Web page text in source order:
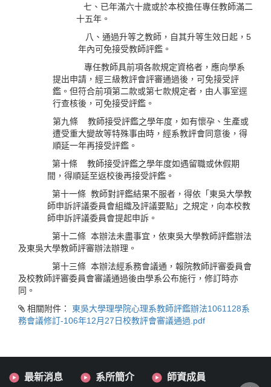
七、已年滿六十歲或於本校擔任專任教師滿二
十五年。
八、通過升等之教師，自其升等生效日起，5
年內可免接受教師評鑑。
專任教師具前項各款規定資格者，應向學系
提出申請，經三級教評會評審通過後，可免接受評
鑑。但符合前項第二款或第七款規定者，由人事室逕
行查核後，可免接受評鑑。
第九條 教師接受評鑑之學年度，如有懷孕、生產或
遭受重大變故等特殊事由時，經系教評會同意後，得
順延一年再接受評鑑。
第十條 教師接受評鑑之學年度如遇留職或休假期
間，得順延至返校後再接受評鑑。
第十一條 教師對評鑑結果不服者，得依「東吳大學教
師申訴評議委員會組織及評議要點」之規定，向本校教
師申訴評議委員會提起申訴。
第十二條 本辦法未盡事宜，依東吳大學教師評鑑辦法
及東吳大學教師評審辦法辦理。
第十三條 本辦法經系務會議通，報院教師評審委員會
及校教師評審委員會審議通過後由學系公布施行，修訂時亦
同。
相關附件： 東吳大學理學院心理系教師評鑑辦法1061128系
務會議修訂-106年12月27日校教評會審議通過.pdf
最新消息 系所簡介
師資成員